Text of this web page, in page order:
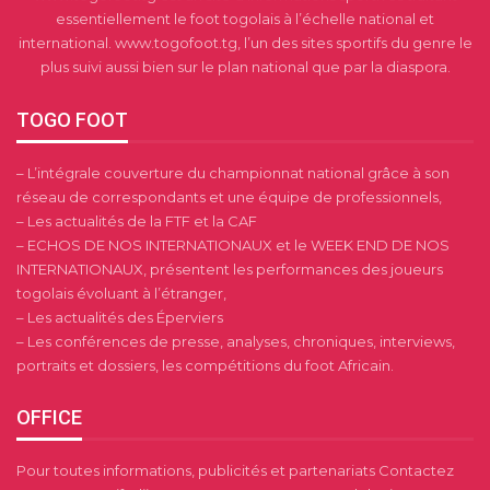
essentiellement le foot togolais à l’échelle national et
international. www.togofoot.tg, l’un des sites sportifs du genre le
plus suivi aussi bien sur le plan national que par la diaspora.
TOGO FOOT
– L’intégrale couverture du championnat national grâce à son
réseau de correspondants et une équipe de professionnels,
– Les actualités de la FTF et la CAF
– ECHOS DE NOS INTERNATIONAUX et le WEEK END DE NOS
INTERNATIONAUX, présentent les performances des joueurs
togolais évoluant à l’étranger,
– Les actualités des Éperviers
– Les conférences de presse, analyses, chroniques, interviews,
portraits et dossiers, les compétitions du foot Africain.
OFFICE
Pour toutes informations, publicités et partenariats Contactez